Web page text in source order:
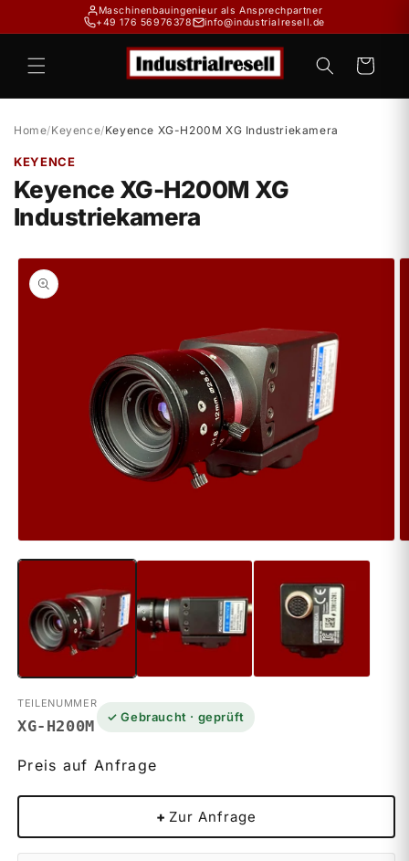
Inhalt
Maschinenbauingenieur als Ansprechpartner
+49 176 56976378
info@industrialresell.de
Warenkorb
Home/Keyence/Keyence XG-H200M XG Industriekamera
KEYENCE
Keyence XG-H200M XG
Industriekamera
1
öffnen
TEILENUMMER
XG-H200M ✓ Gebraucht · geprüft
Preis auf Anfrage
+ Zur Anfrage